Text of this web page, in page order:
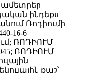
ինդեքս
Ռոդիումի
16-6
ՌՈԴԻՈՒՄ
945; ՌՈԴԻՈՒՄ
քաշ՝